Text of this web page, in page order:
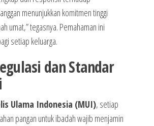
menunjukkan komitmen tinggi
umat,” tegasnya. Pemahaman ini
setiap keluarga.
dan Standar
Ulama Indonesia (MUI), setiap
pangan untuk ibadah wajib menjamin